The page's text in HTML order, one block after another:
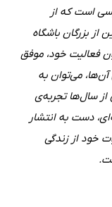
است که از
بزرگان باشگاه
فعالیت خود، موفق
می‌توان به
از سال‌ها تجربه‌ی
دست به انتشار
خود از زندگی